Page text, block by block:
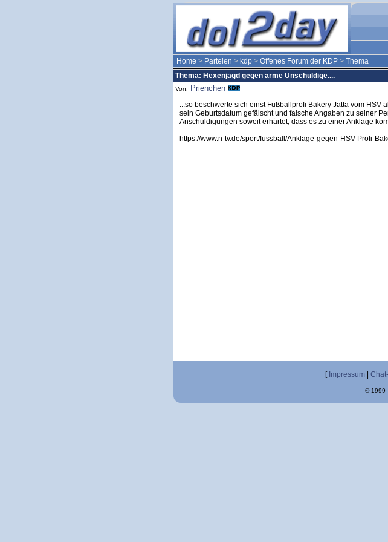
Home > Parteien > kdp > Offenes Forum der KDP > Thema
Thema: Hexenjagd gegen arme Unschuldige....
Von: Prienchen
...so beschwerte sich einst Fußballprofi Bakery Jatta vom HSV
sein Geburtsdatum gefälscht und falsche Angaben zu seiner
Anschuldigungen soweit erhärtet, dass es zu einer Anklage
https://www.n-tv.de/sport/fussball/Anklage-gegen-HSV-Profi-
[ Impressum
© 1999